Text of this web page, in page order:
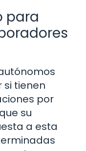
para
tienen
por
su
a esta